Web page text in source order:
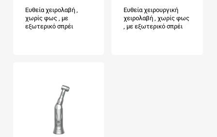
Ευθεία χειρολαβή ,
χωρίς φως , με
εξωτερικό σπρέι
Ευθεία χειρουργική
χειρολαβή , χωρίς φως
, με εξωτερικό σπρέι